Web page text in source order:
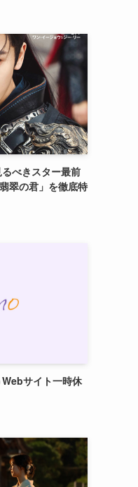
るべきスター最前
翠の君」を徹底特
Webサイト一時休